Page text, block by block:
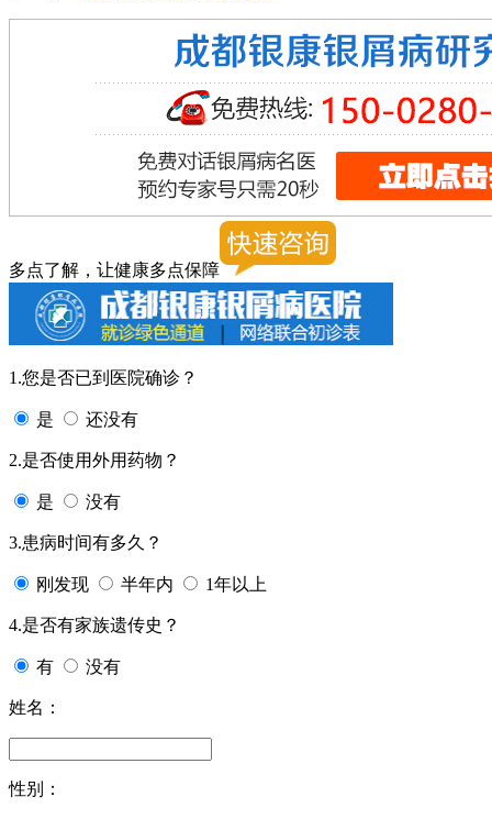
多点了解，让健康多点保障
1.您是否已到医院确诊？
是 还没有
2.是否使用外用药物？
是 没有
3.患病时间有多久？
刚发现 半年内 1年以上
4.是否有家族遗传史？
有 没有
姓名：
性别：